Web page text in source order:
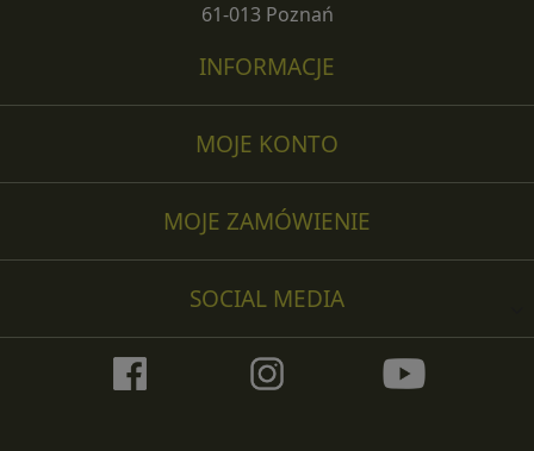
MOJE ZAMÓWIENIE
MOJE KONTO
61-013 Poznań
INFORMACJE
SOCIAL MEDIA